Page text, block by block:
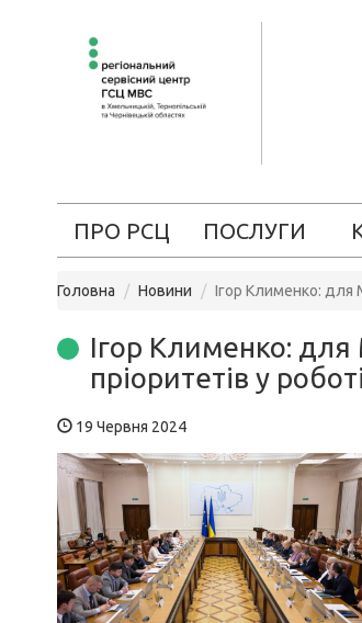
ПРО РСЦ ПОСЛУГИ
Головна Новини Ігор Клименко: для
Ігор Клименко:
пріоритетів у
19 Червня 2024